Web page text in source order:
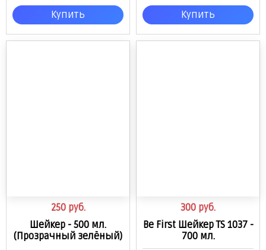
Купить
Розовый
Нет в наличии
Желтый
Нет в наличии
Купить
250 руб.
Шейкер - 500 мл.
(Прозрачный зелёный)
300 руб.
Be First Шейкер TS 1037 -
700 мл.